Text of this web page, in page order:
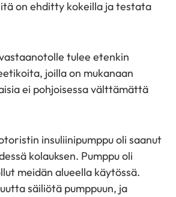
on ehditty kokeilla ja testata
tulee etenkin
joilla on mukanaan
ei pohjoisessa välttämättä
insuliinipumppu oli saanut
kolauksen. Pumppu oli
meidän alueella käytössä.
säiliötä pumppuun, ja